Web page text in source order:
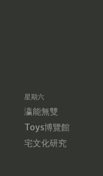
星期六
瀛能無雙
Toys博覽館
宅文化研究